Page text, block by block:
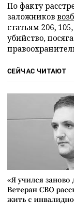
По факту
заложников
статьям 206,
убийство,
СЕЙЧАС ЧИТАЮТ
«Я учился
Ветеран СВО
жить с